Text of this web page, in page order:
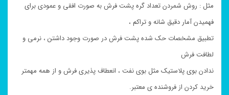
مثل : روش شمردن تعداد گره پشت فرش به صورت افقی و عمودی برای
فهمیدن آمار دقیق شانه و تراکم ،
تطبیق مشخصات حک شده پشت فرش در صورت وجود داشتن ، نرمی و
لطافت فرش
ندادن بوی پلاستیک مثل بوی نفت ، انعطاف پذیری فرش و از همه مهمتر
خرید کردن از فروشنده ی معتبر.